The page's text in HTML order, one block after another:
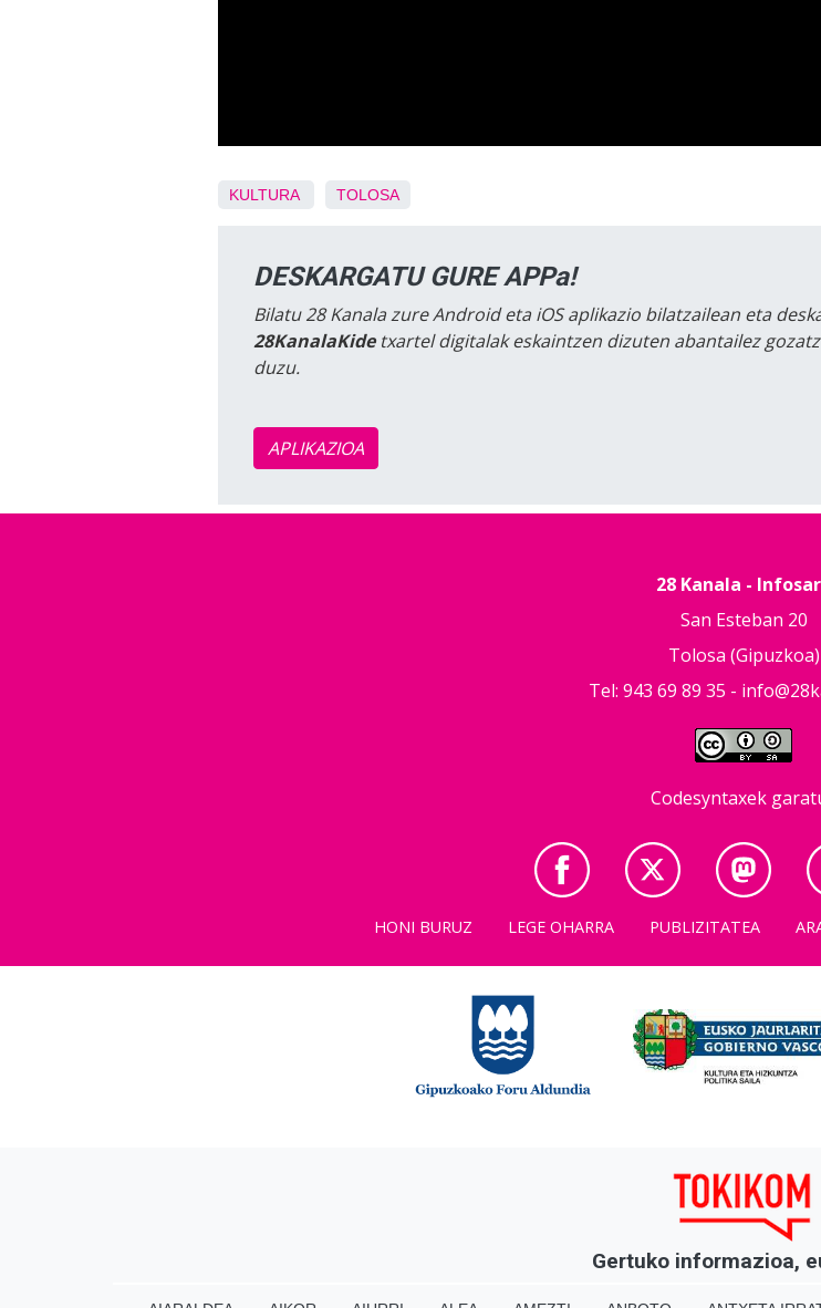
KULTURA TOLOSA
DESKARGATU GURE APPa!
Bilatu 28 Kanala zure Android eta iOS aplikazio bilatzailean eta
28KanalaKidetxartel digitalak eskaintzen dizuten abantailez
duzu.
APLIKAZIOA
28 Kanala -
San Esteban 20
Tolosa (Gipuzkoa)
Tel: 943 69 89 35 -
Codesyntaxek
HONI BURUZ LEGE OHARRA PUBLIZITATEA
Gertuko informazioa,